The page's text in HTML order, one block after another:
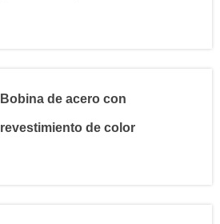
Bobina de acero con
revestimiento de color